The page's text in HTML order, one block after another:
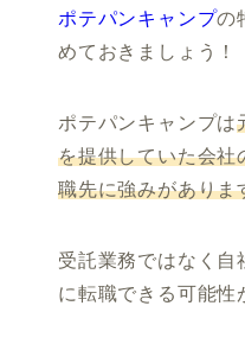
ポテパンキャンプの
めておきましょう！
ポテパンキャンプは
を提供していた会社
職先に強みがありま
受託業務ではなく自
に転職できる可能性